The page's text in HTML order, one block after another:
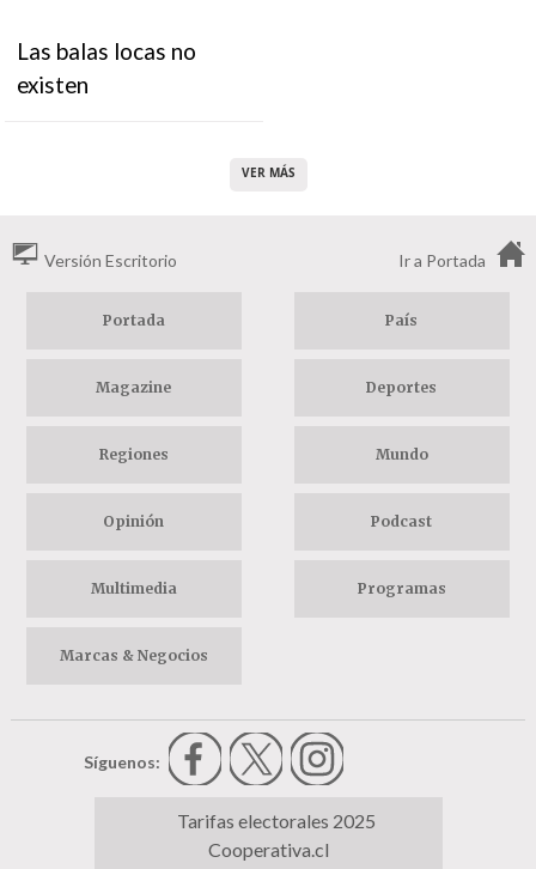
Las balas locas no
existen
VER MÁS
Versión Escritorio Ir a Portada
Portada País
Magazine Deportes
Regiones Mundo
Opinión Podcast
Multimedia Programas
Marcas & Negocios
Síguenos:
Tarifas electorales 2025
Cooperativa.cl